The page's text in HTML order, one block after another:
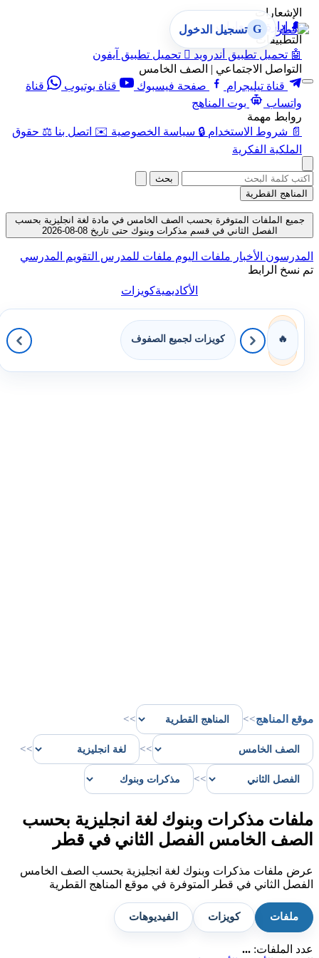
الإشعارات
🔔 إدارة الإشعارات
التطبيقات
🤖 تحميل تطبيق أندرويد  تحميل تطبيق آيفون
التواصل الاجتماعي | الصف الخامس
قناة تيليجرام
صفحة فيسبوك قناة يوتيوب
قناة
واتساب
بوت المناهج
روابط مهمة
📄 شروط الاستخدام 🔒 سياسة الخصوصية ✉️ اتصل بنا ⚖️ حقوق
الملكية الفكرية
G تسجيل الدخول
بحث
المناهج القطرية
جميع الملفات المتوفرة بحسب الصف الخامس في مادة لغة انجليزية بحسب
الفصل الثاني في قسم مذكرات وبنوك حتى تاريخ 08-08-2026
المدرسون الأخبار ملفات اليوم ملفات للمدرس التقويم المدرسي
تم نسخ الرابط
الأكاديميةكويزات
🔥 كويزات لجميع الصفوف
موقع المناهج>>
>>
>>
>>
>>
ملفات مذكرات وبنوك لغة انجليزية بحسب
الصف الخامس الفصل الثاني في قطر
عرض ملفات مذكرات وبنوك لغة انجليزية بحسب الصف الخامس
الفصل الثاني في قطر المتوفرة في موقع المناهج القطرية
ملفات كويزات الفيديوهات
عدد الملفات: ...